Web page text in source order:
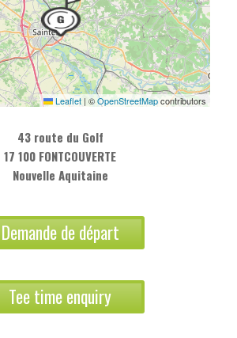
Leaflet | ©OpenStreetMapcontributors
43 route du Golf
17 100 FONTCOUVERTE
Nouvelle Aquitaine
Demande de départ
Tee time enquiry